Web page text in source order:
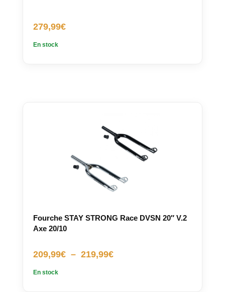
279,99€
En stock
Fourche STAY STRONG Race DVSN 20″ V.2
Axe 20/10
209,99€ – 219,99€Plage
En stock